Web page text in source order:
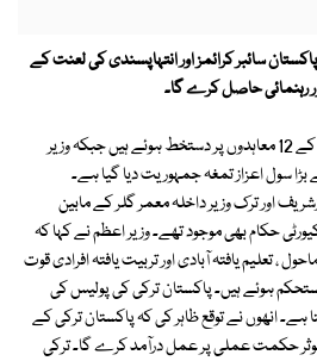
سائبر کرائمز اور انتہاپسندی کی لعنت کے
رہنمائی حاصل کرے گا۔
پاکستان اور ترکی میں باہمی تعاون کے 12 معاہدوں پر دستخط ہوئے ہیں جبکہ وزیر
سول اعزاز تمغہ جمہوریت دیا گیا ہے۔
اور ترک وزیر داخلہ معمر گلر کے مابین
حکام بھی موجود تھے۔ وزیر اعظم نے کہا کہ
، تعلیم یافتہ آبادی اور تربیت یافتہ افرادی قوت
ہوئے ہیں۔ پاکستان ترکی کی پولیس کی
ہے۔ انھوں نے توقع ظاہر کی کہ پاکستان ترکی کے
حکمت عملی پر عمل درآمد کرے گا۔ ترکی